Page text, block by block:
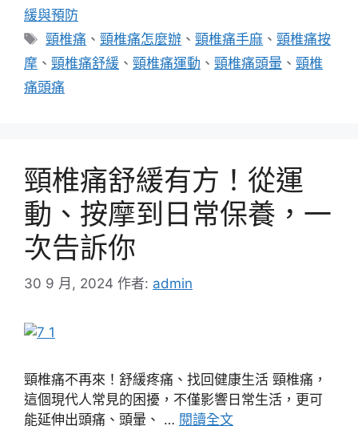
緩與預防
標
籤
頸椎痛 、頸椎痛怎麼辦 、頸椎痛手麻 、頸椎痛按
摩 、 頸椎痛舒緩 、 頸椎痛運動 、 頸椎痛頭暈 、 頸椎
痛頭痛
頸椎痛舒緩有方！從運
動、按摩到日常保養，一
次告訴你
30 9 月, 2024 作者: admin
頸椎痛不再來！舒緩疼痛、找回健康生活 頸椎痛，
這個現代人常見的困擾，不僅影響日常生活，更可
能延伸出頭痛、頭暈、 … 閱讀全文